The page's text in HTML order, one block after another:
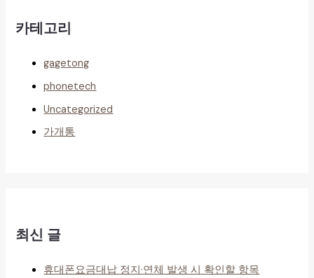
카테고리
gagetong
phonetech
Uncategorized
가개통
최신 글
휴대폰요금대납 정지·연체 발생 시 확인할 항목